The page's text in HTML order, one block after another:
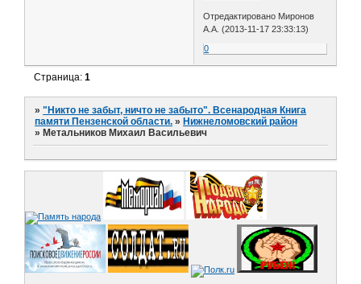
Отредактировано Миронов
А.А. (2013-11-17 23:33:13)
0
Страница:1
»"Никто не забыт, ничто не забыто". Всенародная Книга
памяти Пензенской области. » Нижнеломовский район
» Метальников Михаил Васильевич